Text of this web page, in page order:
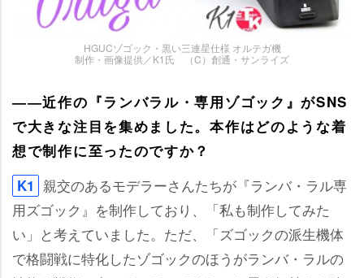
HGUCゾゴック・黒い三連星仕様 オルテガ機
制作・画像提供／K1氏 （C）創通・サンライズ
――近作の『ランバラル・専用ゾゴック』がSNS
で大きな注目を集めました。本作はどのような着
想で制作に至ったのですか？
K1 親交のあるモデラーさんたちが『ランバ・ラル専
用ズゴック』を制作しており、「私も制作してみた
い」と考えていました。ただ、「ズゴックの派生機体
で格闘戦に特化したゾゴックのほうがランバ・ラルの